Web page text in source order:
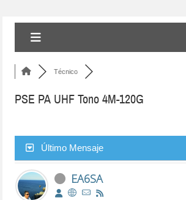
Técnico
PSE PA UHF Tono 4M-120G
Último Mensaje
EA6SA